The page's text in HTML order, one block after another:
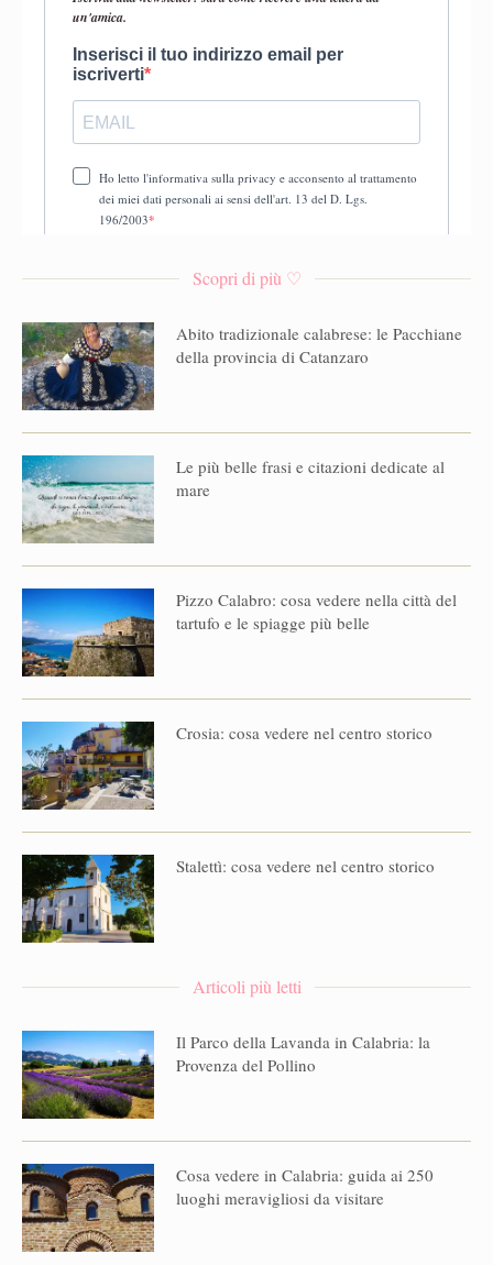
Scopri di più ♡
Abito tradizionale calabrese: le Pacchiane
della provincia di Catanzaro
Le più belle frasi e citazioni dedicate al
mare
Pizzo Calabro: cosa vedere nella città del
tartufo e le spiagge più belle
Crosia: cosa vedere nel centro storico
Stalettì: cosa vedere nel centro storico
Articoli più letti
Il Parco della Lavanda in Calabria: la
Provenza del Pollino
Cosa vedere in Calabria: guida ai 250
luoghi meravigliosi da visitare